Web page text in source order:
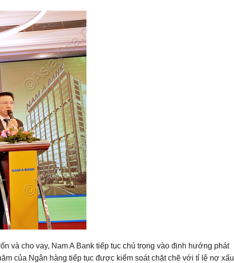
và cho vay, Nam A Bank tiếp tục chú trọng vào định hướng phát
của Ngân hàng tiếp tục được kiểm soát chặt chẽ với tỉ lệ nợ xấu